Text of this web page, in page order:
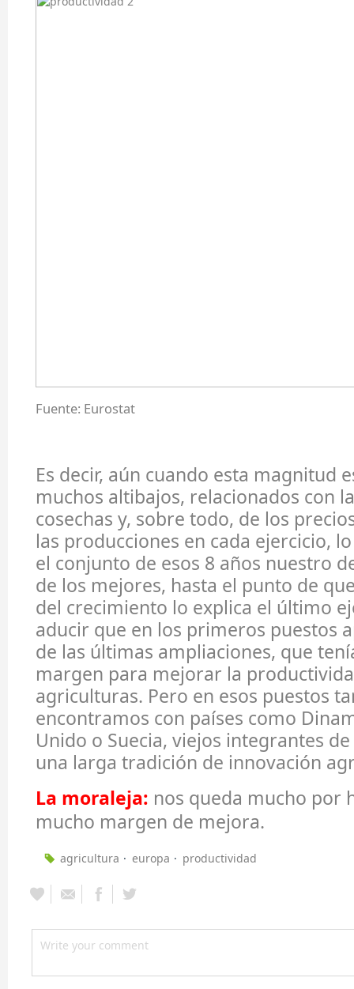
Fuente: Eurostat
Es decir, aún cuando esta magnitud
muchos altibajos, relacionados con
cosechas y, sobre todo, de los
las producciones en cada ejercicio,
el conjunto de esos 8 años nuestro
de los mejores, hasta el punto de
del crecimiento lo explica el último
aducir que en los primeros puestos
de las últimas ampliaciones, que
margen para mejorar la
agriculturas. Pero en esos puestos
encontramos con países como
Unido o Suecia, viejos integrantes
una larga tradición de innovación
La moraleja: nos queda mucho por
mucho margen de mejora.
agricultura europa productividad